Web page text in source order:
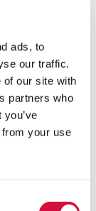
ads, to
our traffic.
of our site with
partners who
your use
Pesio, anche
località adatte
della
–